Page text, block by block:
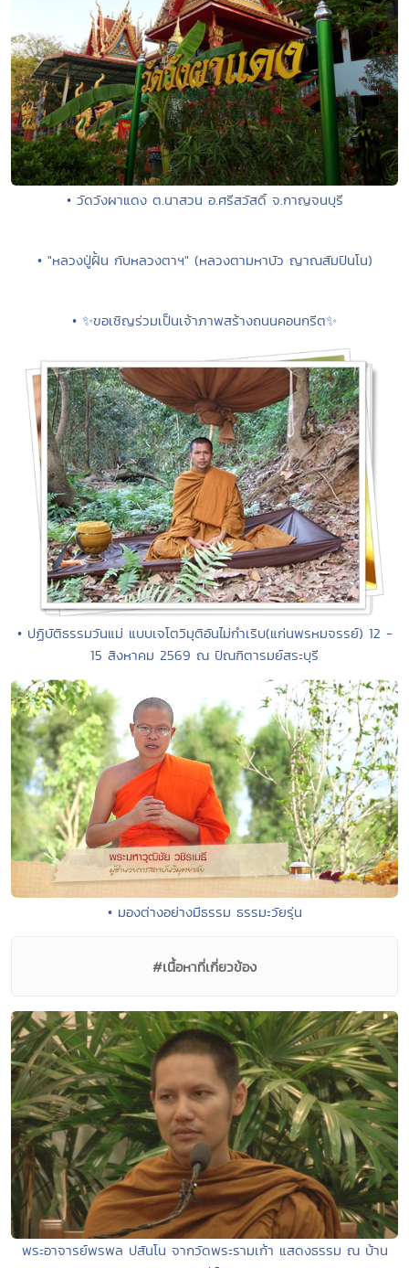
• วัดวังผาแดง ต.นาสวน อ.ศรีสวัสดิ์ จ.กาญจนบุรี
• "หลวงปู่ฝั้น กับหลวงตาฯ" (หลวงตามหาบัว ญาณสัมปันโน)
• ✨ขอเชิญร่วมเป็นเจ้าภาพสร้างถนนคอนกรีต✨
• ปฏิบัติธรรมวันแม่ แบบเจโตวิมุติอันไม่กำเริบ(แก่นพรหมจรรย์) 12 -
15 สิงหาคม 2569 ณ ปัณฑิตารมย์สระบุรี
• มองต่างอย่างมีธรรม ธรรมะวัยรุ่น
#เนื้อหาที่เกี่ยวข้อง
พระอาจารย์พรพล ปสันโน จากวัดพระรามเก้า แสดงธรรม ณ บ้าน